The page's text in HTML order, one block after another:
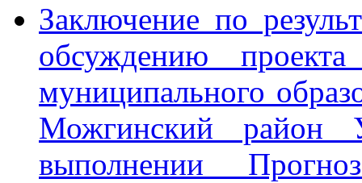
Заключение по
обсуждению
муниципального
Можгинский район
выполнении